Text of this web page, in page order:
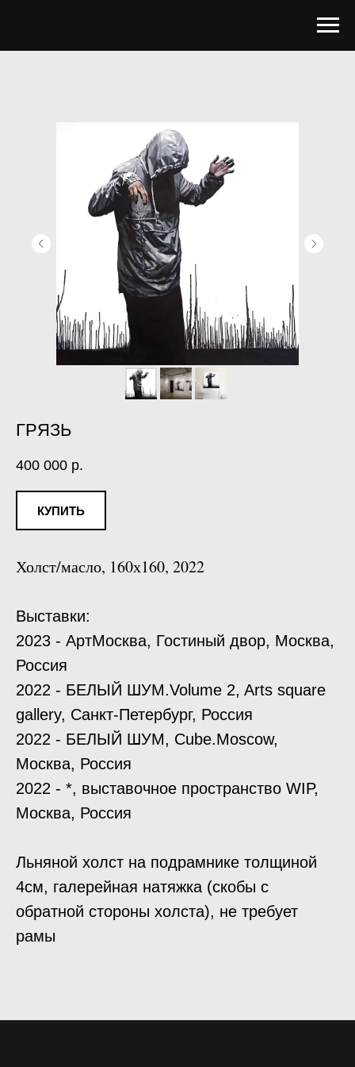
ГРЯЗЬ
400 000 р.
КУПИТЬ
Холст/масло, 160х160, 2022
Выставки:
2023 - АртМосква, Гостиный двор, Москва,
Россия
2022 - БЕЛЫЙ ШУМ.Volume 2, Arts square
gallery, Санкт-Петербург, Россия
2022 - БЕЛЫЙ ШУМ, Cube.Moscow,
Москва, Россия
2022 - *, выставочное пространство WIP,
Москва, Россия
Льняной холст на подрамнике толщиной
4см, галерейная натяжка (скобы с
обратной стороны холста), не требует
рамы